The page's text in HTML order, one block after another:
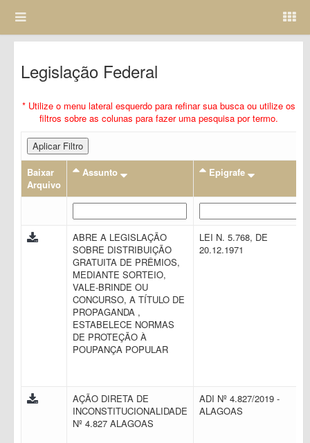
Legislação Federal
* Utilize o menu lateral esquerdo para refinar sua busca ou utilize os
filtros sobre as colunas para fazer uma pesquisa por termo.
Aplicar Filtro
Baixar
Arquivo
Assunto Epigrafe
ABRE A LEGISLAÇÃO
SOBRE DISTRIBUIÇÃO
GRATUITA DE PRÊMIOS,
MEDIANTE SORTEIO,
VALE-BRINDE OU
CONCURSO, A TÍTULO DE
PROPAGANDA ,
ESTABELECE NORMAS
DE PROTEÇÃO À
POUPANÇA POPULAR
LEI N. 5.768, DE
20.12.1971
AÇÃO DIRETA DE
INCONSTITUCIONALIDADE
Nº 4.827 ALAGOAS
ADI Nº 4.827/2019 -
ALAGOAS